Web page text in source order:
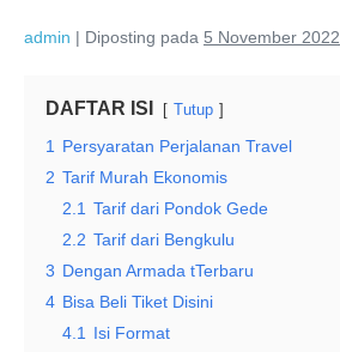
admin | Diposting pada 5 November 2022
DAFTAR ISI Tutup
1
Persyaratan Perjalanan Travel
2 Tarif Murah Ekonomis
2.1 Tarif dari Pondok Gede
2.2 Tarif dari Bengkulu
3 Dengan Armada tTerbaru
4 Bisa Beli Tiket Disini
4.1
Isi Format